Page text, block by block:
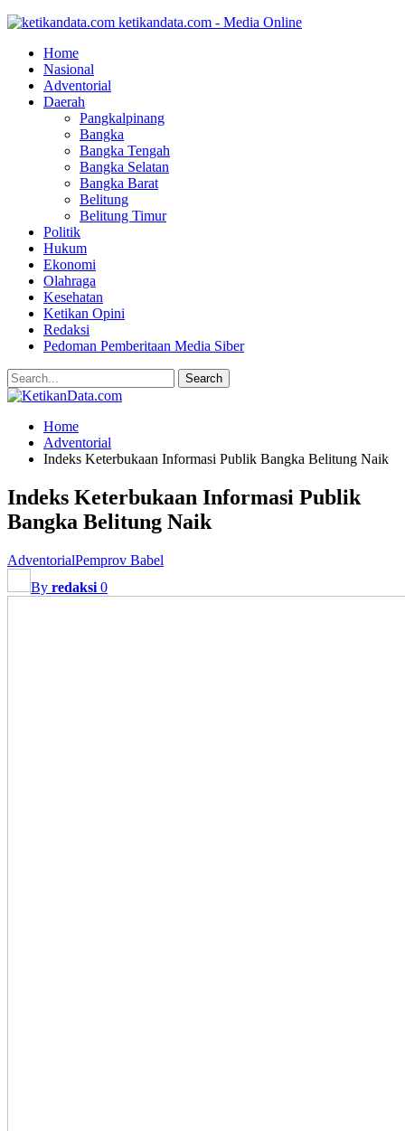
ketikandata.com - Media Online
Home
Nasional
Adventorial
Daerah
Pangkalpinang
Bangka
Bangka Tengah
Bangka Selatan
Bangka Barat
Belitung
Belitung Timur
Politik
Hukum
Ekonomi
Olahraga
Kesehatan
Ketikan Opini
Redaksi
Pedoman Pemberitaan Media Siber
Home
Adventorial
Indeks Keterbukaan Informasi Publik Bangka Belitung Naik
Indeks Keterbukaan Informasi Publik
Bangka Belitung Naik
AdventorialPemprov Babel
By redaksi 0